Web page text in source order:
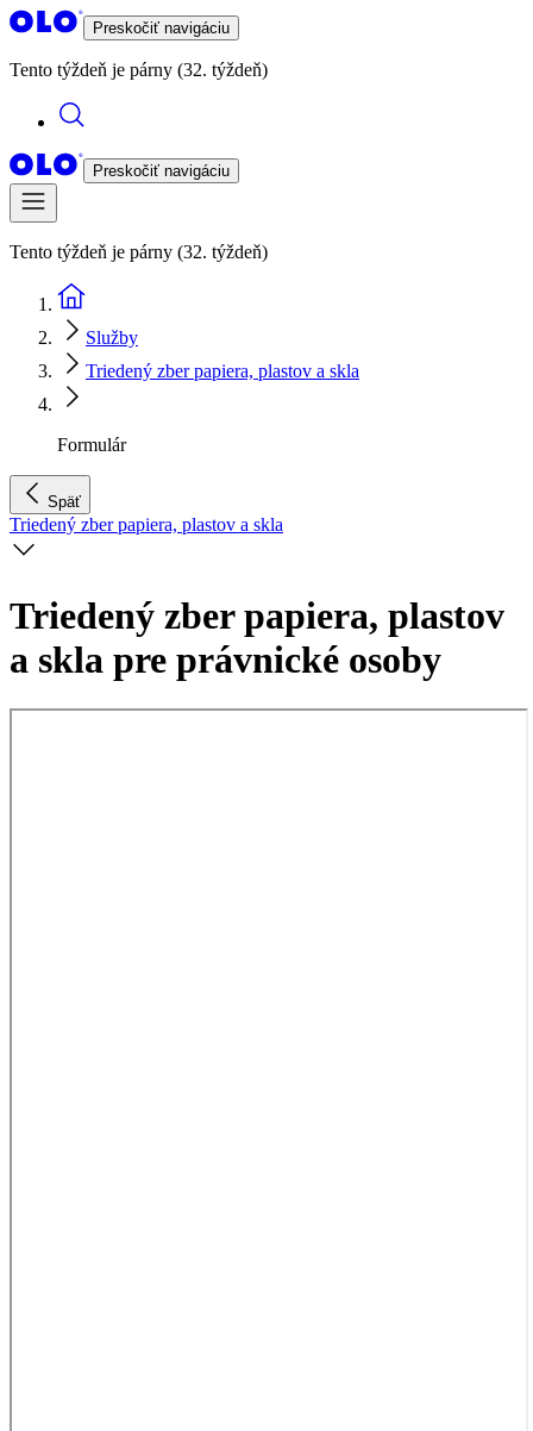
Preskočiť navigáciu
Tento týždeň je párny (32. týždeň)
Preskočiť navigáciu
Tento týždeň je párny (32. týždeň)
Služby
Triedený zber papiera, plastov a skla
Formulár
Späť
Triedený zber papiera, plastov a skla
Triedený zber papiera, plastov
a skla pre právnické osoby